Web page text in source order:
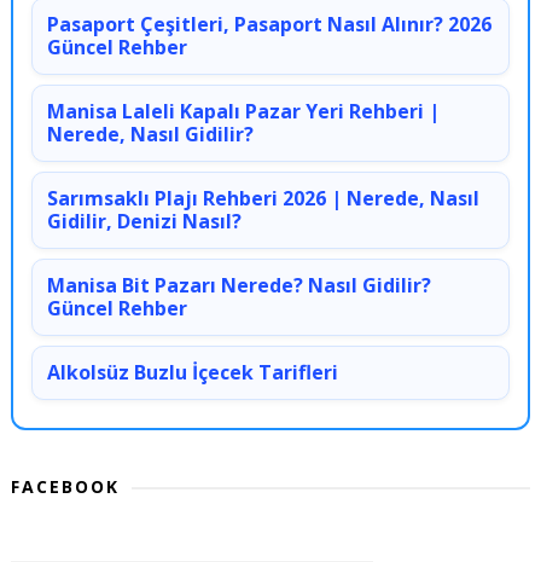
Pasaport Çeşitleri, Pasaport Nasıl Alınır? 2026
Güncel Rehber
Manisa Laleli Kapalı Pazar Yeri Rehberi |
Nerede, Nasıl Gidilir?
Sarımsaklı Plajı Rehberi 2026 | Nerede, Nasıl
Gidilir, Denizi Nasıl?
Manisa Bit Pazarı Nerede? Nasıl Gidilir?
Güncel Rehber
Alkolsüz Buzlu İçecek Tarifleri
FACEBOOK